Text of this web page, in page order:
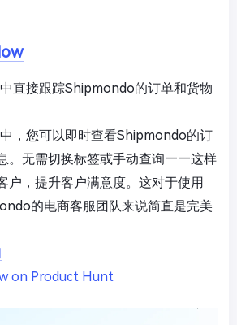
直接跟踪Shipmondo的订单和货物
，您可以即时查看Shipmondo的订
。无需切换标签或手动查询——这样
户，提升客户满意度。这对于使用
的电商客服团队来说简直是完美
on Product Hunt